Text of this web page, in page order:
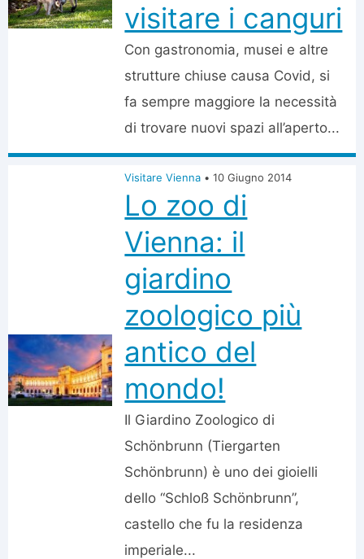
visitare i canguri
Con gastronomia, musei e altre
strutture chiuse causa Covid, si
fa sempre maggiore la necessità
di trovare nuovi spazi all’aperto...
Visitare Vienna • 10 Giugno 2014
Lo zoo di
Vienna: il
giardino
zoologico più
antico del
mondo!
Il Giardino Zoologico di
Schönbrunn (Tiergarten
Schönbrunn) è uno dei gioielli
dello “Schloß Schönbrunn”,
castello che fu la residenza
imperiale...